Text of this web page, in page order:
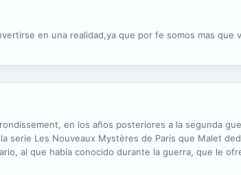
en una realidad,ya que por fe somos mas que
en los años posteriores a la segunda
serie Les Nouveaux Mystères de Paris que Malet
al que había conocido durante la guerra, que le